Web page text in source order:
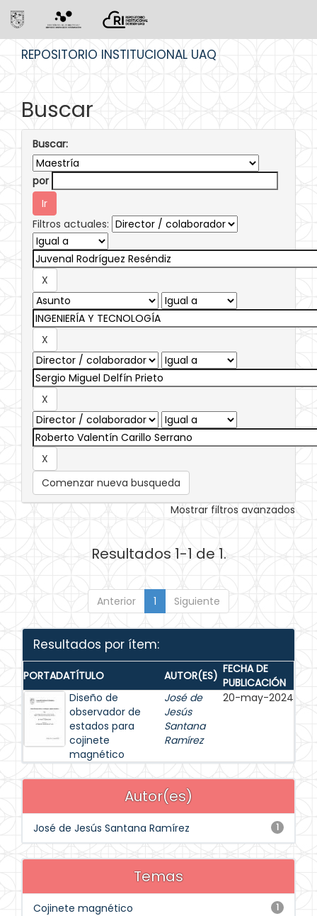
REPOSITORIO INSTITUCIONAL UAQ
Buscar
Buscar:
por
Filtros actuales:
Comenzar nueva busqueda
Mostrar filtros avanzados
Resultados 1-1 de 1.
Anterior 1 Siguiente
Resultados por ítem:
PORTADATÍTULO AUTOR(ES) FECHA DE
PUBLICACIÓN
Diseño de
observador de
estados para
cojinete
magnético
José de
Jesús
Santana
Ramírez
20-may-2024
Autor(es)
1
José de Jesús Santana Ramírez
Temas
1
Cojinete magnético